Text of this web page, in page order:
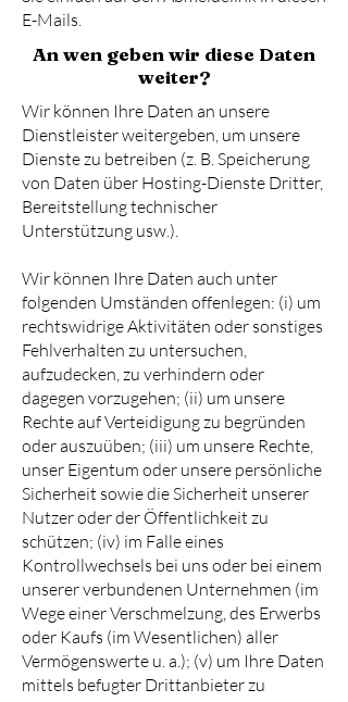
E-Mails.
An wen geben wir diese Daten
weiter?
Wir können Ihre Daten an unsere
Dienstleister weitergeben, um unsere
Dienste zu betreiben (z. B. Speicherung
von Daten über Hosting-Dienste Dritter,
Bereitstellung technischer
Unterstützung usw.).
Wir können Ihre Daten auch unter
folgenden Umständen offenlegen: (i) um
rechtswidrige Aktivitäten oder sonstiges
Fehlverhalten zu untersuchen,
aufzudecken, zu verhindern oder
dagegen vorzugehen; (ii) um unsere
Rechte auf Verteidigung zu begründen
oder auszuüben; (iii) um unsere Rechte,
unser Eigentum oder unsere persönliche
Sicherheit sowie die Sicherheit unserer
Nutzer oder der Öffentlichkeit zu
schützen; (iv) im Falle eines
Kontrollwechsels bei uns oder bei einem
unserer verbundenen Unternehmen (im
Wege einer Verschmelzung, des Erwerbs
oder Kaufs (im Wesentlichen) aller
Vermögenswerte u. a.); (v) um Ihre Daten
mittels befugter Drittanbieter zu